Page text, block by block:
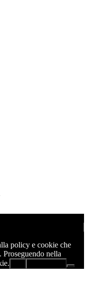
policy e cookie che
nella